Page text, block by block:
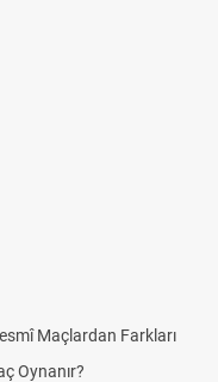
Maçlardan Farkları
Oynanır?